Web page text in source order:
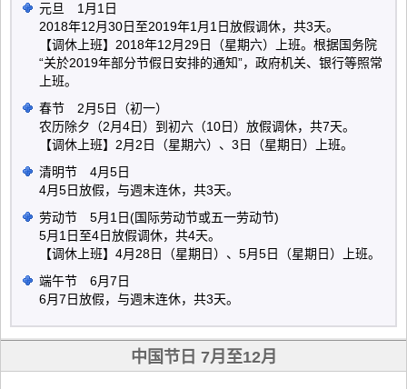
元旦 1月1日
2018年12月30日至2019年1月1日放假调休，共3天。
【调休上班】2018年12月29日（星期六）上班。根据国务院
“关於2019年部分节假日安排的通知”，政府机关、银行等照常
上班。
春节 2月5日（初一）
农历除夕（2月4日）到初六（10日）放假调休，共7天。
【调休上班】2月2日（星期六）、3日（星期日）上班。
清明节 4月5日
4月5日放假，与週末连休，共3天。
劳动节 5月1日(国际劳动节或五一劳动节)
5月1日至4日放假调休，共4天。
【调休上班】4月28日（星期日）、5月5日（星期日）上班。
端午节 6月7日
6月7日放假，与週末连休，共3天。
中国节日 7月至12月